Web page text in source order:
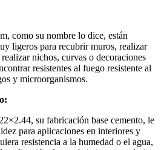
como su nombre lo dice, están
ligeros para recubrir muros, realizar
nichos, curvas o decoraciones
resistentes al fuego resistente al
y microorganismos.
su fabricación base cemento, le
para aplicaciones en interiores y
resistencia a la humedad o el agua,